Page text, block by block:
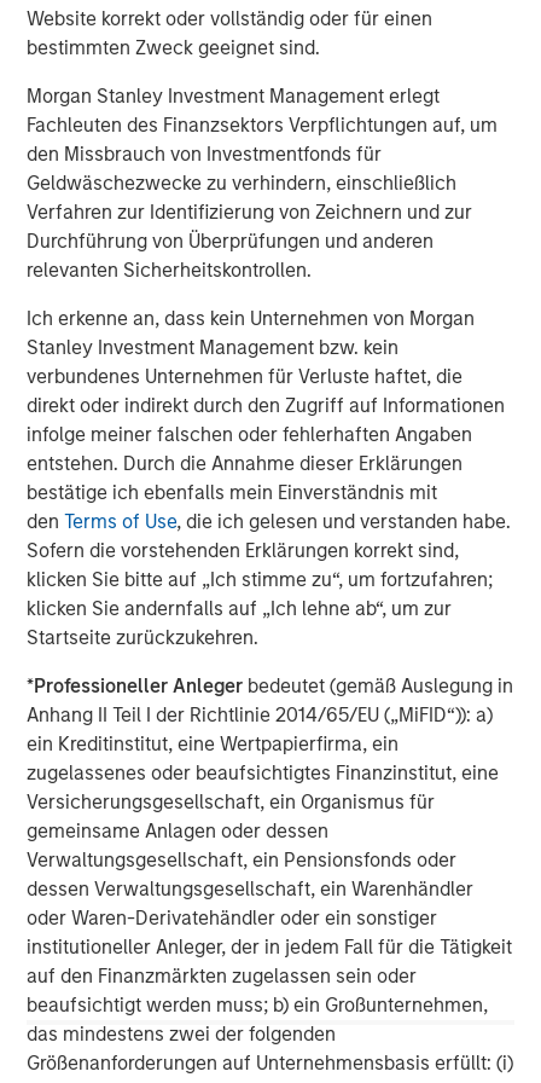
Website korrekt oder vollständig oder für einen
bestimmten Zweck geeignet sind.
Morgan Stanley Investment Management erlegt
Fachleuten des Finanzsektors Verpflichtungen auf, um
den Missbrauch von Investmentfonds für
Geldwäschezwecke zu verhindern, einschließlich
Verfahren zur Identifizierung von Zeichnern und zur
Durchführung von Überprüfungen und anderen
relevanten Sicherheitskontrollen.
Ich erkenne an, dass kein Unternehmen von Morgan
Stanley Investment Management bzw. kein
verbundenes Unternehmen für Verluste haftet, die
direkt oder indirekt durch den Zugriff auf Informationen
infolge meiner falschen oder fehlerhaften Angaben
entstehen. Durch die Annahme dieser Erklärungen
bestätige ich ebenfalls mein Einverständnis mit
denTerms of Use, die ich gelesen und verstanden habe.
Sofern die vorstehenden Erklärungen korrekt sind,
klicken Sie bitte auf „Ich stimme zu“, um fortzufahren;
klicken Sie andernfalls auf „Ich lehne ab“, um zur
Startseite zurückzukehren.
*Professioneller Anleger bedeutet (gemäß Auslegung in
Anhang II Teil I der Richtlinie 2014/65/EU („MiFID“)): a)
ein Kreditinstitut, eine Wertpapierfirma, ein
zugelassenes oder beaufsichtigtes Finanzinstitut, eine
Versicherungsgesellschaft, ein Organismus für
gemeinsame Anlagen oder dessen
Verwaltungsgesellschaft, ein Pensionsfonds oder
dessen Verwaltungsgesellschaft, ein Warenhändler
oder Waren-Derivatehändler oder ein sonstiger
institutioneller Anleger, der in jedem Fall für die Tätigkeit
auf den Finanzmärkten zugelassen sein oder
beaufsichtigt werden muss; b) ein Großunternehmen,
das mindestens zwei der folgenden
Größenanforderungen auf Unternehmensbasis erfüllt: (i)
constrained supply. In this environment,
diversified portfolios and selective asset-level
investing remain critical.
07-AUG-2026
There is no assurance that a Portfolio will achieve its investment
objective. Portfolios are subject tomarket risk, which is the
possibility that the market values of securities owned by the
Portfolio will decline and that the value of Portfolio shares may
therefore be less than what you paid for them. Market values
can change daily due to economic and other events (e.g. natural
disasters, health crises, terrorism, conflicts and social unrest)
that affect markets, countries, companies or governments. It is
difficult to predict the timing, duration, and potential adverse
effects (e.g. portfolio liquidity) of events. Accordingly, you can
lose money investing in this Portfolio. Please be aware that this
Portfolio may be subject to certain additional risks. In general,
equities securities’ values also fluctuate in response to activities
specific to a company. Investments inforeign marketsentail
special risks such as currency, political, economic, market and
liquidity risks. The risks of investing in
foreign developed countries. Privately placed and restricted
securities
may be subject to resale restrictions as well as a lack
of publicly available information, which will increase their
illiquidity and could adversely affect the ability to value and sell
them (liquidity risk).Derivative instrumentsmay
disproportionately increase losses and have a significant impact
on performance. They also may be subject to counterparty,
liquidity, valuation, correlation and market risks.
securities
may be more difficult to sell and value than public
traded securities (liquidity risk). Thehealthcare industry
affected by various political, economic, regulatory, and supply-
and-demand factors. Furthermore, it can be subject to
government approval of products and services, which could
have an effect on price and availability, and can be affected by
rapid obsolescence and patent expirations.
IMPORTANT INFORMATION
The views and opinions are those of the author as of the date of
publication and are subject to change at any time due to market